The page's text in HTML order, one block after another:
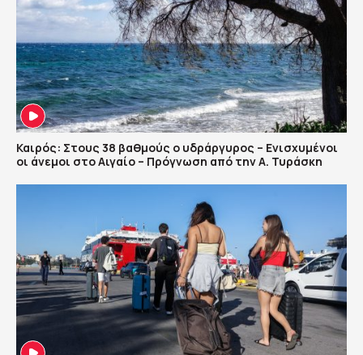
Καιρός: Στους 38 βαθμούς ο υδράργυρος – Ενισχυμένοι
οι άνεμοι στο Αιγαίο – Πρόγνωση από την Α. Τυράσκη